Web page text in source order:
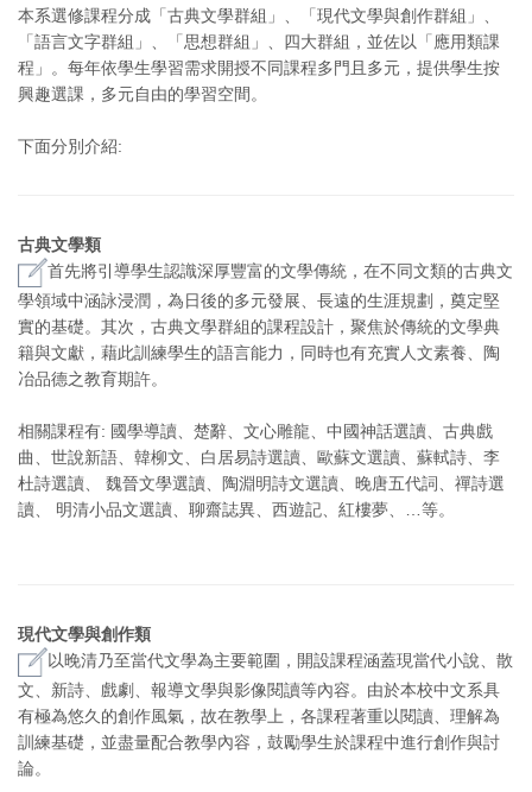
本系選修課程分成「古典文學群組」、「現代文學與創作群組」、
「語言文字群組」、「思想群組」、四大群組，並佐以「應用類課
程」。每年依學生學習需求開授不同課程多門且多元，提供學生按
興趣選課，多元自由的學習空間。
下面分別介紹:
古典文學類
首先將引導學生認識深厚豐富的文學傳統，在不同文類的古典文
學領域中涵詠浸潤，為日後的多元發展、長遠的生涯規劃，奠定堅
實的基礎。其次，古典文學群組的課程設計，聚焦於傳統的文學典
籍與文獻，藉此訓練學生的語言能力，同時也有充實人文素養、陶
冶品德之教育期許。
相關課程有: 國學導讀、楚辭、文心雕龍、中國神話選讀、古典戲
曲、世說新語、韓柳文、白居易詩選讀、歐蘇文選讀、蘇軾詩、李
杜詩選讀、 魏晉文學選讀、陶淵明詩文選讀、晚唐五代詞、禪詩選
讀、 明清小品文選讀、聊齋誌異、西遊記、紅樓夢、…等。
現代文學與創作類
以晚清乃至當代文學為主要範圍，開設課程涵蓋現當代小說、散
文、新詩、戲劇、報導文學與影像閱讀等內容。由於本校中文系具
有極為悠久的創作風氣，故在教學上，各課程著重以閱讀、理解為
訓練基礎，並盡量配合教學內容，鼓勵學生於課程中進行創作與討
論。